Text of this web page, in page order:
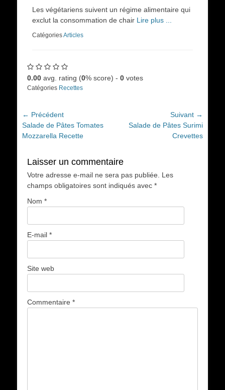
Les végétariens suivent un régime alimentaire qui
exclut la consommation de chair Lire plus ...
CatégoriesArticles
0.00 avg. rating (0% score) - 0 votes
Catégories Recettes
Navigation
de
l’article
← Précédent
Article
précédent :
Salade de Pâtes Tomates
Mozzarella Recette
Suivant →
ArticleSalade de Pâtes Surimi
Crevettes
Laisser un commentaire
Votre adresse e-mail ne sera pas publiée.
Les
champs obligatoires sont indiqués avec *
Nom *
E-mail *
Site web
Commentaire *